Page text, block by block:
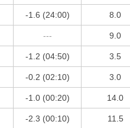
-1.6 (24:00) 8.0
--- 9.0
-1.2 (04:50) 3.5
-0.2 (02:10) 3.0
-1.0 (00:20) 14.0
-2.3 (00:10) 11.5